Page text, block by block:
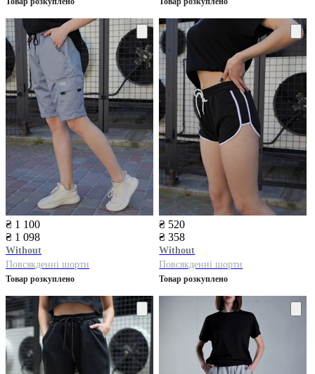
₴ 1 100
₴ 1 098
Without
Повсякденні шорти
Товар розкуплено
₴ 520
₴ 358
Without
Повсякденні шорти
Товар розкуплено